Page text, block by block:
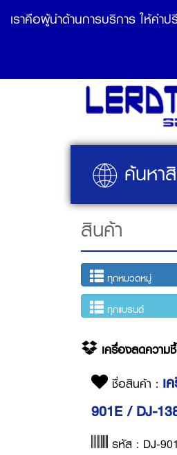
เราคือผู้นำด้านการบริการ ให้ค
ค้นหา
สินค้า
ทุกหมวดหมู่
ทุกแบรนด์
เครื่องลดความ
ชื่อสินค้า : เ
901E / DJ-
รหัส : DJ-